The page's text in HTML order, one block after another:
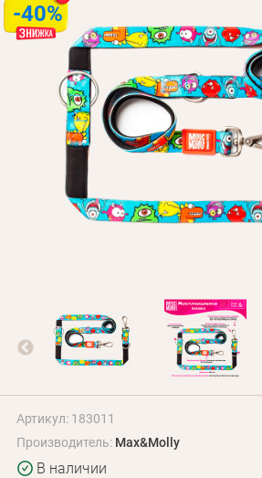
АКЦИИ
ДЛЯ
Оплата и доставка
Программа
Оптовым клиентам
Контакты
-40%
Артикул: 183011
Производитель: Max&Molly
В наличии